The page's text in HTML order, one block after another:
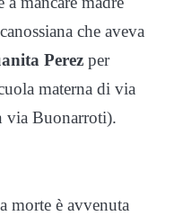
che aveva
Perez per
materna di via
via Buonarroti).
morte è avvenuta